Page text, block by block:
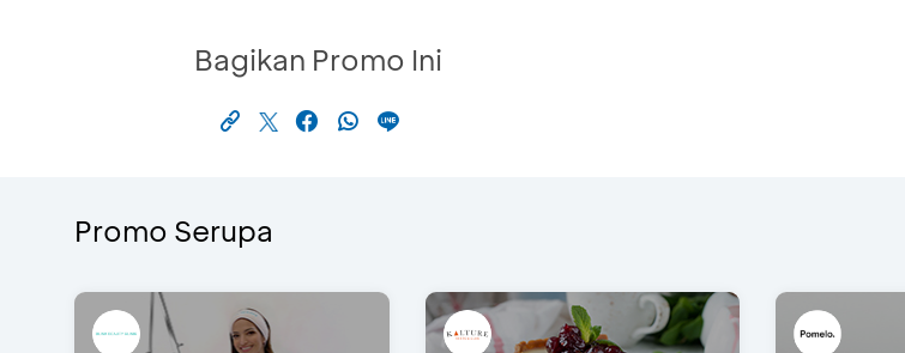
Bagikan Promo Ini
Promo Serupa